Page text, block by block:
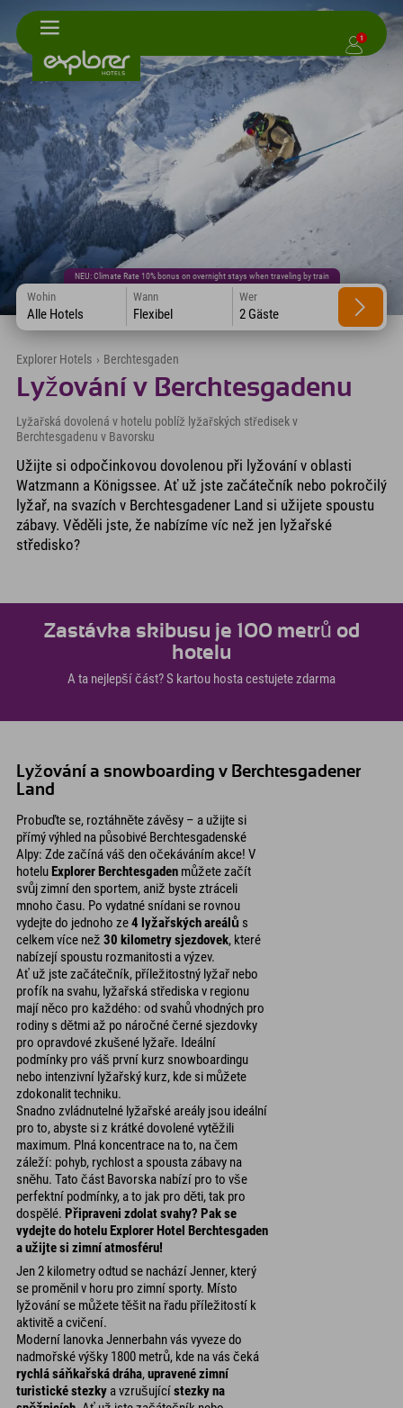
1
NEU: Climate Rate 10% bonus on overnight stays when traveling by train
Wohin
Alle Hotels
Wann
Flexibel
Wer
2 Gäste
Explorer Hotels › Berchtesgaden
Lyžování v Berchtesgadenu
Lyžařská dovolená v hotelu poblíž lyžařských středisek v
Berchtesgadenu v Bavorsku
Užijte si odpočinkovou dovolenou při lyžování v oblasti
Watzmann a Königssee. Ať už jste začátečník nebo pokročilý
lyžař, na svazích v Berchtesgadener Land si užijete spoustu
zábavy. Věděli jste, že nabízíme víc než jen lyžařské
středisko?
Zastávka skibusu je 100 metrů od
hotelu
A ta nejlepší část? S kartou hosta cestujete zdarma
Lyžování a snowboarding v Berchtesgadener
Land
Probuďte se, roztáhněte závěsy – a užijte si
přímý výhled na působivé Berchtesgadenské
Alpy: Zde začíná váš den očekáváním akce! V
hoteluExplorer Berchtesgaden můžete začít
svůj zimní den sportem, aniž byste ztráceli
mnoho času. Po vydatné snídani se rovnou
vydejte do jednoho ze4 lyžařských areálů s
celkem více než 30 kilometry sjezdovek, které
nabízejí spoustu rozmanitosti a výzev.
Ať už jste začátečník, příležitostný lyžař nebo
profík na svahu, lyžařská střediska v regionu
mají něco pro každého: od svahů vhodných pro
rodiny s dětmi až po náročné černé sjezdovky
pro opravdové zkušené lyžaře. Ideální
podmínky pro váš první kurz snowboardingu
nebo intenzivní lyžařský kurz, kde si můžete
zdokonalit techniku.
Snadno zvládnutelné lyžařské areály jsou ideální
pro to, abyste si z krátké dovolené vytěžili
maximum. Plná koncentrace na to, na čem
záleží: pohyb, rychlost a spousta zábavy na
sněhu. Tato část Bavorska nabízí pro to vše
perfektní podmínky, a to jak pro děti, tak pro
dospělé. Připraveni zdolat svahy? Pak se
vydejte do hotelu Explorer Hotel Berchtesgaden
a užijte si zimní atmosféru!
Jen 2 kilometry odtud se nachází Jenner, který
se proměnil v horu pro zimní sporty. Místo
lyžování se můžete těšit na řadu příležitostí k
aktivitě a cvičení.
Moderní lanovka Jennerbahn vás vyveze do
nadmořské výšky 1800 metrů, kde na vás čeká
rychlá sáňkařská dráha,upravené zimní
turistické stezky a vzrušujícístezky na